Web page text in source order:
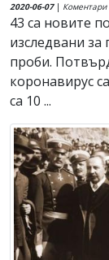
2020-06-07| Коментари
43 са новите
изследвани
проби.
коронавирус
са 10 ...